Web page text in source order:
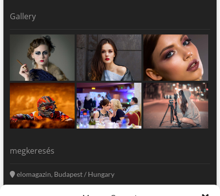
Gallery
megkeresés
elomagazin, Budapest / Hungary